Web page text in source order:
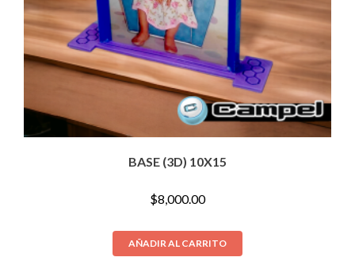
BASE (3D) 10X15
$8,000.00
AÑADIR AL CARRITO